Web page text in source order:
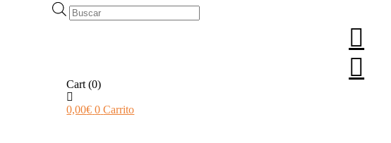
Búsqueda
de
Cart (0)
0,00€ 0 Carrito